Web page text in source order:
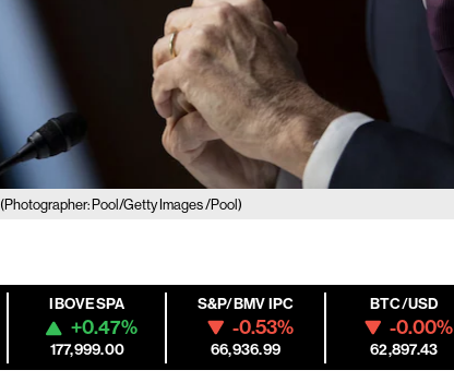
(Photographer: Pool/Getty Images /Pool)
IBOVESPA
+0.47%
177,999.00
S&P/BMV IPC
-0.53%
66,936.99
BTC/USD
-0.00%
62,897.43